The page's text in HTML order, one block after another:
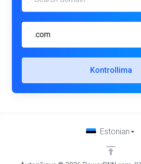
.com
Kontrollima
Estonian